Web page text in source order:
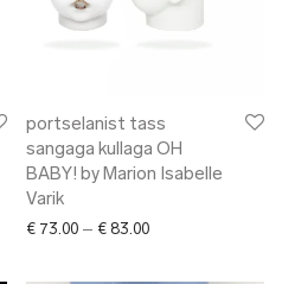
portselanist tass
sangaga kullaga OH
BABY! by Marion Isabelle
Varik
€ 73.00 – € 83.00Price range: €